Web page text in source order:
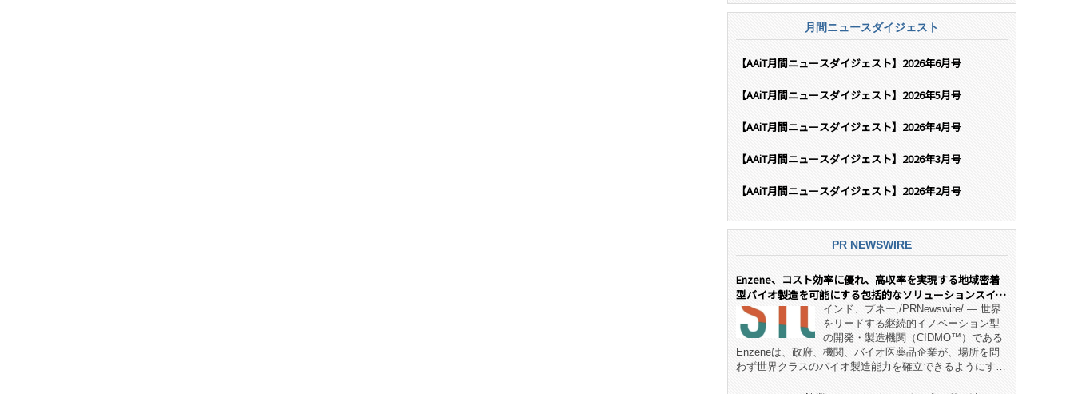
月間ニュースダイジェスト
【AAiT月間ニュースダイジェスト】2026年6月号
【AAiT月間ニュースダイジェスト】2026年5月号
【AAiT月間ニュースダイジェスト】2026年4月号
【AAiT月間ニュースダイジェスト】2026年3月号
【AAiT月間ニュースダイジェスト】2026年2月号
PR NEWSWIRE
Enzene、コスト効率に優れ、高収率を実現する地域密着
型バイオ製造を可能にする包括的なソリューションスイー
ト「NeX™」 をリリースインド、プネー,/PRNewswire/ — 世界
をリードする継続的イノベーション型
の開発・製造機関（CIDMO™）である
Enzeneは、政府、機関、バイオ医薬品企業が、場所を問
わず世界クラスのバイオ製造能力を確立できるようにす